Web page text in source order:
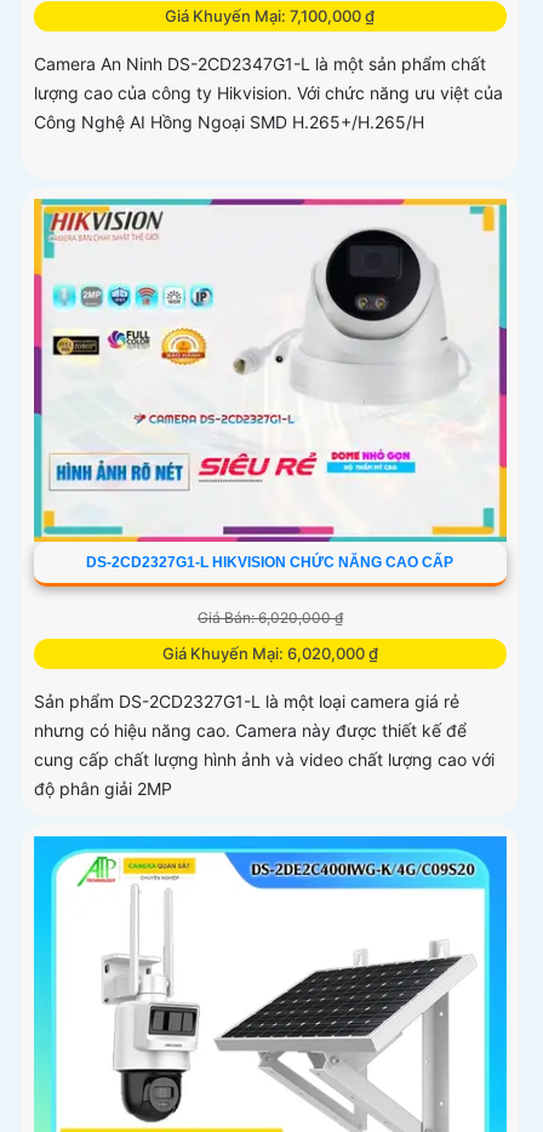
Giá Khuyến Mại: 7,100,000 ₫
Camera An Ninh DS-2CD2347G1-L là một sản phẩm chất
lượng cao của công ty Hikvision. Với chức năng ưu việt của
Công Nghệ AI Hồng Ngoại SMD H.265+/H.265/H
DS-2CD2327G1-L HIKVISION CHỨC NĂNG CAO CẤP
Giá Bán: 6,020,000 ₫
Giá Khuyến Mại: 6,020,000 ₫
Sản phẩm DS-2CD2327G1-L là một loại camera giá rẻ
nhưng có hiệu năng cao. Camera này được thiết kế để
cung cấp chất lượng hình ảnh và video chất lượng cao với
độ phân giải 2MP